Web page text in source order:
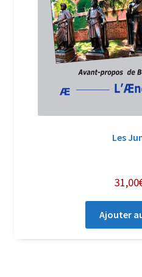
Soutien à Philippe Randa
Suivi de la Commande
Les
31,00
Ajouter